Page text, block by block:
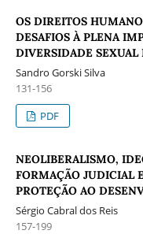
OS DIREITOS
DESAFIOS À PLENA
DIVERSIDADE SEXUAL
Sandro Gorski Silva
131-156
PDF
NEOLIBERALISMO,
FORMAÇÃO JUDICIAL
PROTEÇÃO AO
Sérgio Cabral dos Reis
157-199